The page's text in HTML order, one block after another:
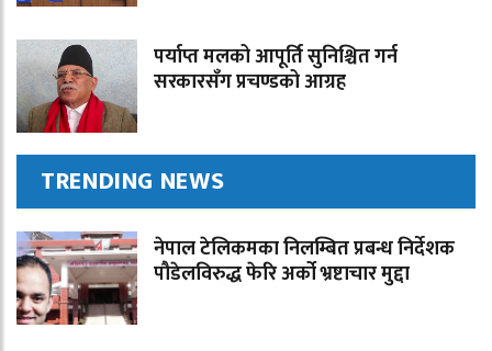
पर्याप्त मलको आपूर्ति सुनिश्चित गर्न
सरकारसँग प्रचण्डको आग्रह
TRENDING NEWS
नेपाल टेलिकमका निलम्बित प्रबन्ध निर्देशक
पौडेलविरुद्ध फेरि अर्को भ्रष्टाचार मुद्दा